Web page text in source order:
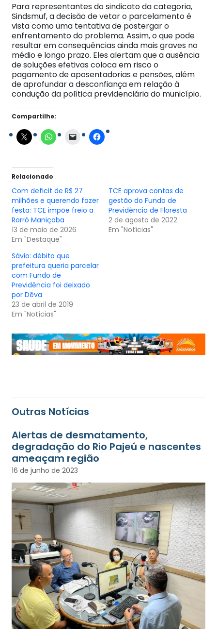
Para representantes do sindicato da categoria,
Sindsmuf, a decisão de vetar o parcelamento é
vista como uma tentativa de postergar o
enfrentamento do problema. Assim, o que pode
resultar em consequências ainda mais graves no
médio e longo prazo. Eles alertam que a ausência
de soluções efetivas coloca em risco o
pagamento de aposentadorias e pensões, além
de aprofundar a desconfiança em relação à
condução da política previdenciária do município.
Compartilhe:
Relacionado
Com deficit de R$ 27
milhões e querendo fazer
festa: TCE impõe freio a
Rorró Maniçoba
13 de maio de 2026
Em "Destaque"
TCE aprova contas de
gestão do Fundo de
Previdência de Floresta
2 de agosto de 2022
Em "Notícias"
Sávio: débito que
prefeitura queria parcelar
com Fundo de
Previdência foi deixado
por Dêva
23 de abril de 2019
Em "Notícias"
Outras Notícias
Alertas de desmatamento,
degradação do Rio Pajeú e nascentes
ameaçam região
16 de junho de 2023